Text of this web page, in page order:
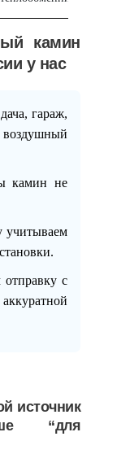
камин
у нас
гараж,
камин не
учитываем
отправку с
источник
“для